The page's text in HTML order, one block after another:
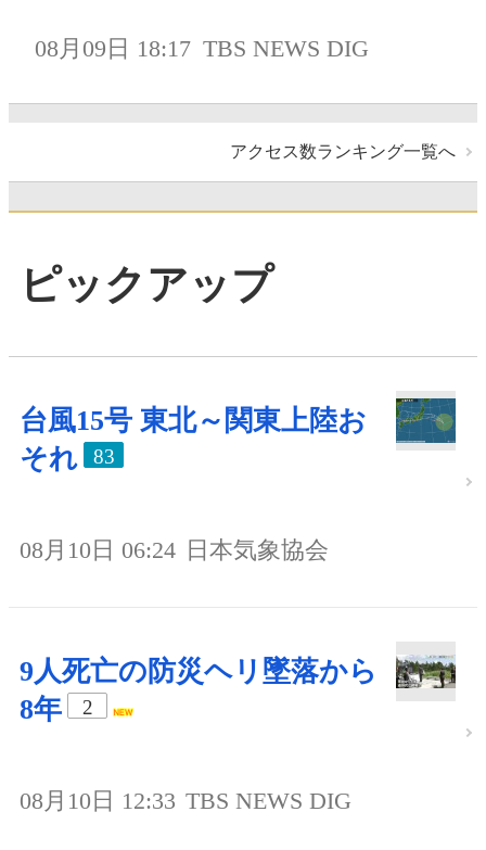
08月09日 18:17 TBS NEWS DIG
アクセス数ランキング一覧へ
ピックアップ
台風15号 東北～関東上陸お
それ
83
08月10日 06:24 日本気象協会
9人死亡の防災ヘリ墜落から
8年
2
08月10日 12:33 TBS NEWS DIG